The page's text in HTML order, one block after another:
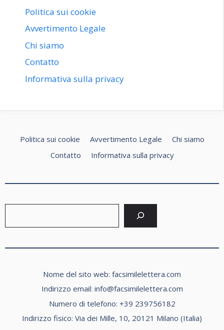
Politica sui cookie
Avvertimento Legale
Chi siamo
Contatto
Informativa sulla privacy
Politica sui cookie Avvertimento Legale
Chi siamo
Contatto
Informativa sulla privacy
Nome del sito web: facsimilelettera.com
Indirizzo email: info@facsimilelettera.com
Numero di telefono: +39 239756182
Indirizzo fisico: Via dei Mille, 10, 20121 Milano (Italia)